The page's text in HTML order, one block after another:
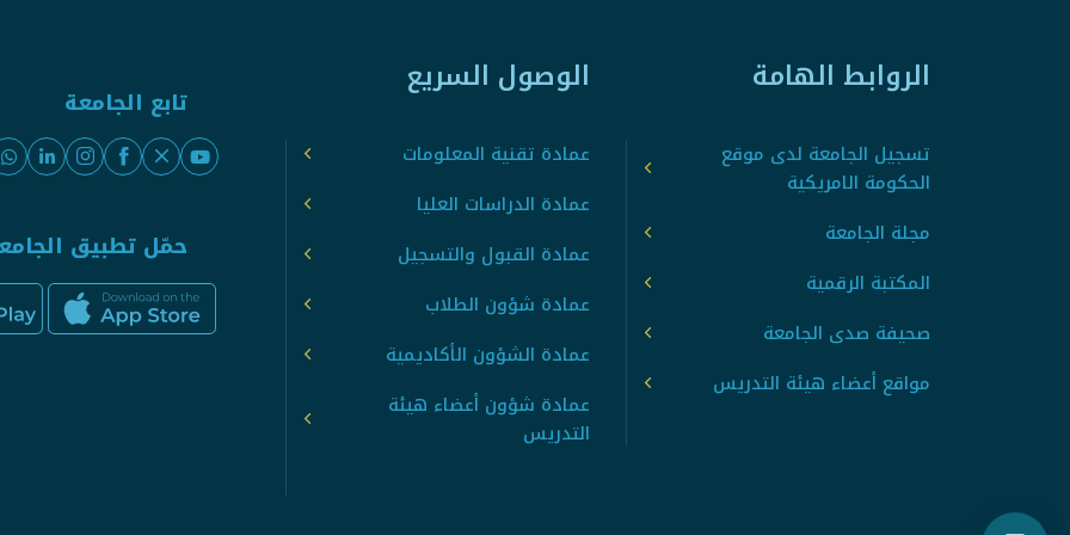
الروابط الهامة
تسجيل الجامعة لدى موقع
الحكومة الامريكية
مجلة الجامعة
المكتبة الرقمية
صحيفة صدى الجامعة
مواقع أعضاء هيئة التدريس
الوصول السريع
عمادة تقنية المعلومات
عمادة الدراسات العليا
عمادة القبول والتسجيل
عمادة شؤون الطلاب
عمادة الشؤون الأكاديمية
عمادة شؤون أعضاء هيئة
التدريس
تابع الجامعة
حمّل تطبيق